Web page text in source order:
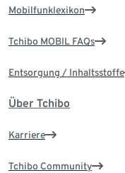
Mobilfunklexikon
Tchibo MOBIL FAQs
Entsorgung / Inhaltsstoffe
Über Tchibo
Karriere
Tchibo Community